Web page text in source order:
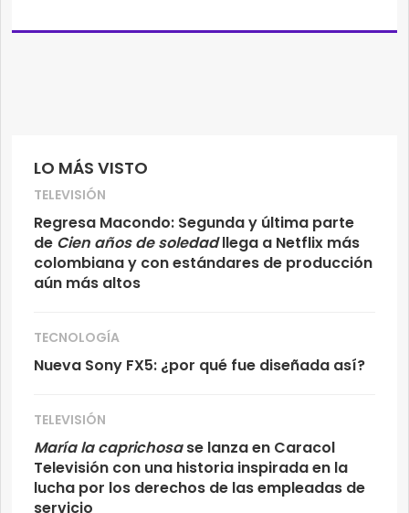
LO MÁS VISTO
TELEVISIÓN
Regresa Macondo: Segunda y última parte
de Cien años de soledadllega a Netflix más
colombiana y con estándares de producción
aún más altos
TECNOLOGÍA
Nueva Sony FX5: ¿por qué fue diseñada así?
TELEVISIÓN
María la caprichosase lanza en Caracol
Televisión con una historia inspirada en la
lucha por los derechos de las empleadas de
servicio